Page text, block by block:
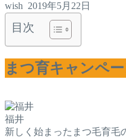
wish 2019年5月22日
目次
まつ育キャンペ
福井
新しく始まったまつ毛育毛